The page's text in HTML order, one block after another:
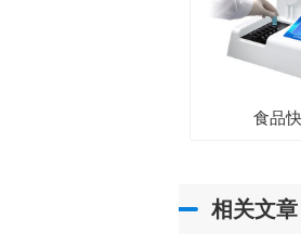
食品
相关文章